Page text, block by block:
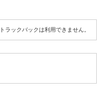
トラックバックは利用できません。